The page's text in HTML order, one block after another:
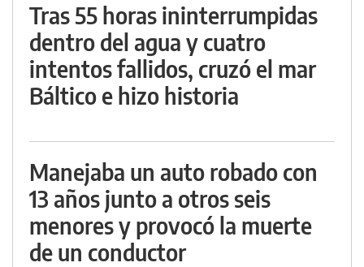
Tras 55 horas ininterrumpidas
dentro del agua y cuatro
intentos fallidos, cruzó el mar
Báltico e hizo historia
Manejaba un auto robado con
13 años junto a otros seis
menores y provocó la muerte
de un conductor